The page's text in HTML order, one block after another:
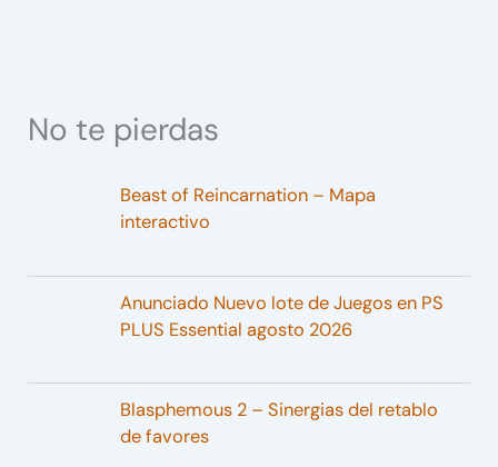
No te pierdas
Beast of Reincarnation – Mapa
interactivo
Anunciado Nuevo lote de Juegos en PS
PLUS Essential agosto 2026
Blasphemous 2 – Sinergias del retablo
de favores